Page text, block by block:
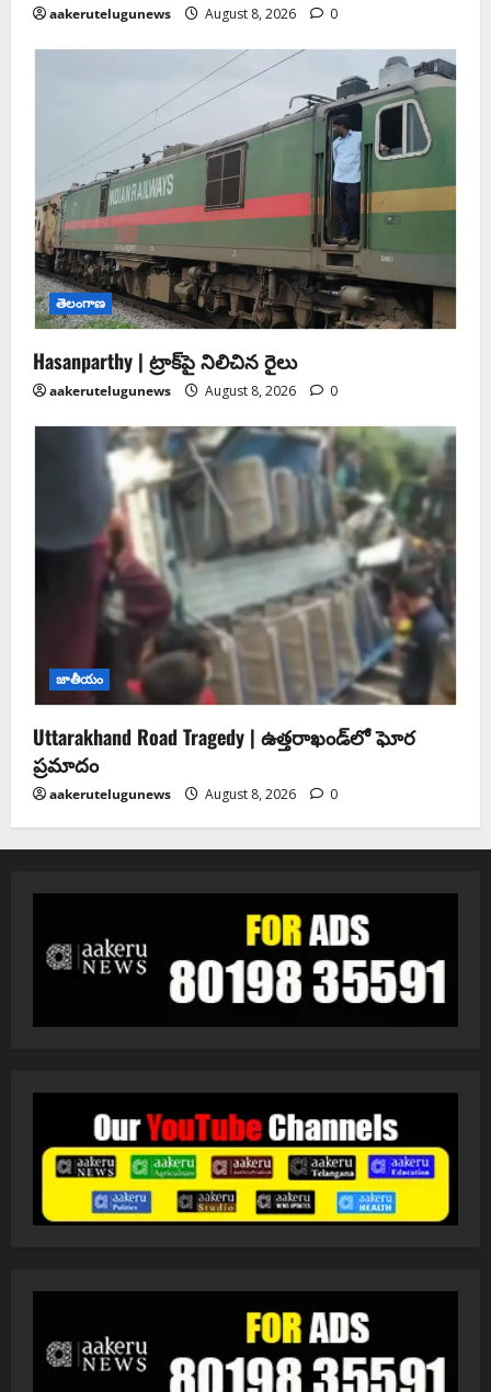
aakerutelugunews August 8, 2026 0
తెలంగాణ
Hasanparthy | ట్రాక్‌పై నిలిచిన రైలు
aakerutelugunews August 8, 2026 0
జాతీయం
Uttarakhand Road Tragedy | ఉత్తరాఖండ్‌లో ఘోర
ప్రమాదం
aakerutelugunews August 8, 2026 0